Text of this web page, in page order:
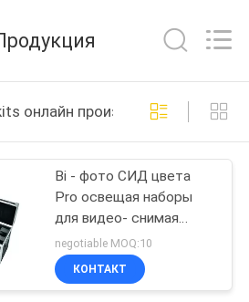
онлайн производство
Bi - фото СИД цвета
Pro освещая наборы
для видео- снимая
оборудования
освещения студии
negotiable MOQ:10
КОНТАКТ